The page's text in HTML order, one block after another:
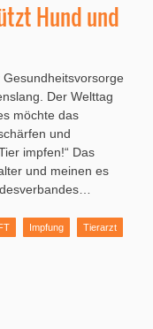
Hund und
Der Welttag
möchte das
und
impfen!“ Das
und meinen es
Impfung Tierarzt